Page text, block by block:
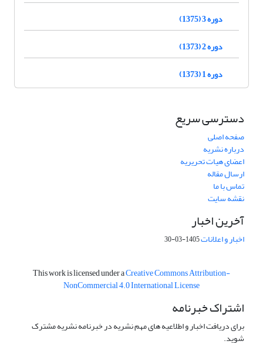
دوره 3 (1375)
دوره 2 (1373)
دوره 1 (1373)
دسترسی سریع
صفحه اصلی
درباره نشریه
اعضای هیات تحریریه
ارسال مقاله
تماس با ما
نقشه سایت
آخرین اخبار
اخبار و اعلانات1405-03-30
This work is licensed under aCreative Commons Attribution-
NonCommercial 4.0 International License
اشتراک خبرنامه
برای دریافت اخبار و اطلاعیه های مهم نشریه در خبرنامه نشریه مشترک
شوید.